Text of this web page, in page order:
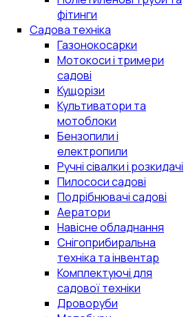
фітинги
Садова техніка
Газонокосарки
Мотокоси і тримери
садові
Кущорізи
Культиватори та
мотоблоки
Бензопили і
електропили
Ручні сівалки і розкидачі
Пилососи садові
Подрібнювачі садові
Аератори
Навісне обладнання
Снігоприбиральна
техніка та інвентар
Комплектуючі для
садової техніки
Дроворуби